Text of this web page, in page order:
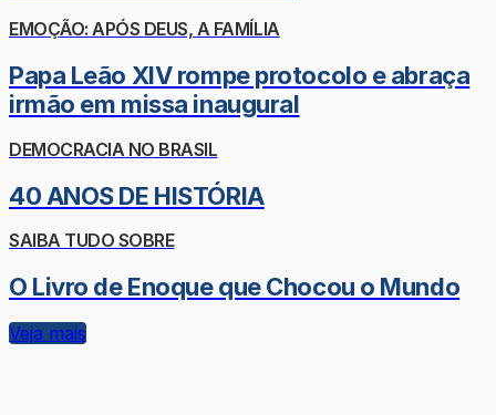
EMOÇÃO: APÓS DEUS, A FAMÍLIA
Papa Leão XIV rompe protocolo e abraça
irmão em missa inaugural
DEMOCRACIA NO BRASIL
40 ANOS DE HISTÓRIA
SAIBA TUDO SOBRE
O Livro de Enoque que Chocou o Mundo
Veja mais